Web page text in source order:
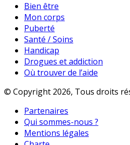
Bien être
Mon corps
Puberté
Santé / Soins
Handicap
Drogues et addiction
Où trouver de l’aide
© Copyright 2026, Tous droits
Partenaires
Qui sommes-nous ?
Mentions légales